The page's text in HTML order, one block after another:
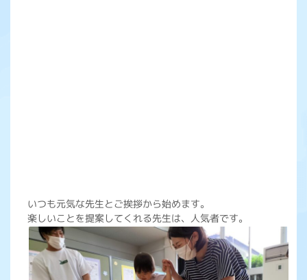
いつも元気な先生とご挨拶から始めます。
楽しいことを提案してくれる先生は、人気者です。